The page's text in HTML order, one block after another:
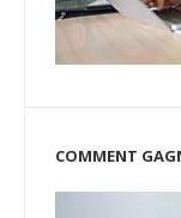
COMMENT